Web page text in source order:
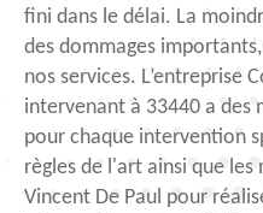
fini dans le délai. La
des dommages
nos services. L’entreprise
intervenant à 33440 a des
pour chaque intervention
règles de l'art ainsi que les
Vincent De Paul pour